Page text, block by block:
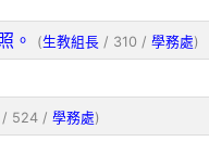
。 (生教組長 / 310 / 學務處)
524 / 學務處)